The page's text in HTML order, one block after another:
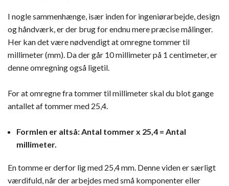
I nogle sammenhænge, især inden for ingeniørarbejde, design
og håndværk, er der brug for endnu mere præcise målinger.
Her kan det være nødvendigt at omregne tommer til
millimeter (mm). Da der går 10 millimeter på 1 centimeter, er
denne omregning også ligetil.
For at omregne fra tommer til millimeter skal du blot gange
antallet af tommer med 25,4.
Formlen er altså: Antal tommer x 25,4 = Antal
millimeter.
En tomme er derfor lig med 25,4 mm. Denne viden er særligt
værdifuld, når der arbejdes med små komponenter eller